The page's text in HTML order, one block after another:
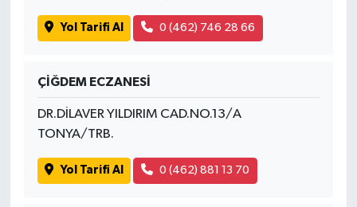
Yol Tarifi Al 0 (462) 746 28 66
ÇİĞDEM ECZANESİ
DR.DİLAVER YILDIRIM CAD.NO.13/A
TONYA/TRB.
Yol Tarifi Al 0 (462) 881 13 70